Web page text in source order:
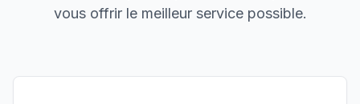
vous offrir le meilleur service possible.